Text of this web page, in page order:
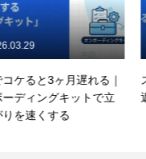
スカウト返信率を上げる“
返信が増える構成とNG例
2026.03.27